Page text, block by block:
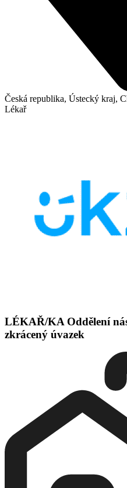
Česká republika, Ústecký kraj,
Lékař
LÉKAŘ/KA Oddělení
zkrácený úvazek